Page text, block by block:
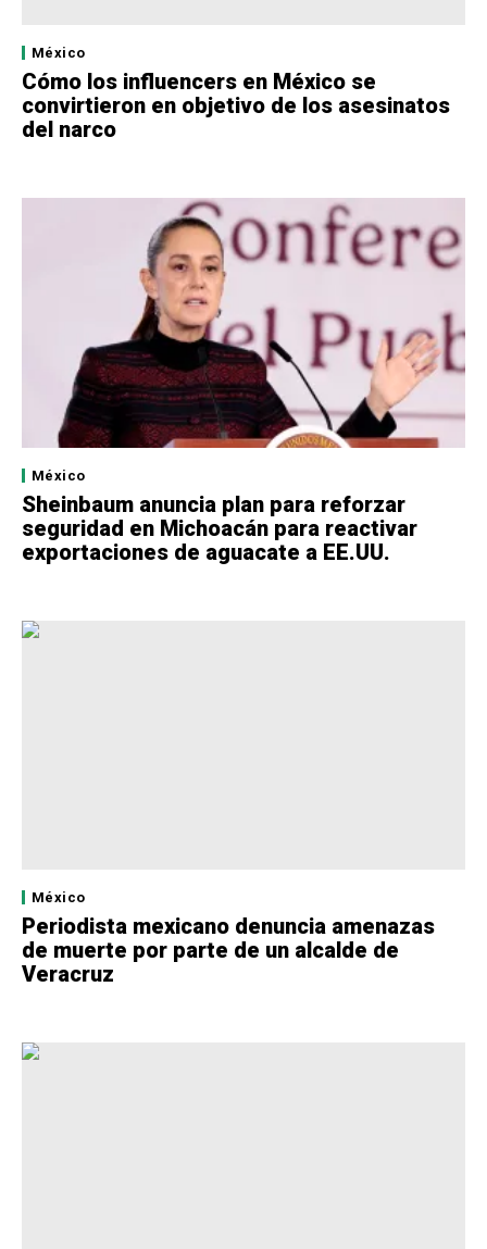
México
Cómo los influencers en México se
convirtieron en objetivo de los asesinatos
del narco
México
Sheinbaum anuncia plan para reforzar
seguridad en Michoacán para reactivar
exportaciones de aguacate a EE.UU.
México
Periodista mexicano denuncia amenazas
de muerte por parte de un alcalde de
Veracruz